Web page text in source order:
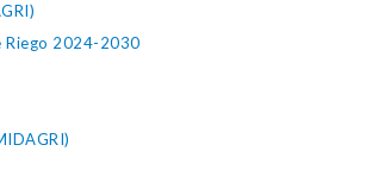
Riego 2024-2030